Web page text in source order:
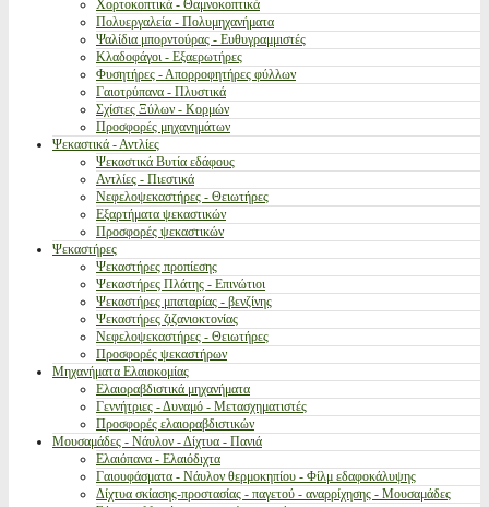
Χορτοκοπτικά - Θαμνοκοπτικά
Πολυεργαλεία - Πολυμηχανήματα
Ψαλίδια μπορντούρας - Ευθυγραμμιστές
Κλαδοφάγοι - Εξαερωτήρες
Φυσητήρες - Απορροφητήρες φύλλων
Γαιοτρύπανα - Πλυστικά
Σχίστες Ξύλων - Κορμών
Προσφορές μηχανημάτων
Ψεκαστικά - Αντλίες
Ψεκαστικά Βυτία εδάφους
Αντλίες - Πιεστικά
Νεφελοψεκαστήρες - Θειωτήρες
Εξαρτήματα ψεκαστικών
Προσφορές ψεκαστικών
Ψεκαστήρες
Ψεκαστήρες προπίεσης
Ψεκαστήρες Πλάτης - Επινώτιοι
Ψεκαστήρες μπαταρίας - βενζίνης
Ψεκαστήρες ζιζανιοκτονίας
Νεφελοψεκαστήρες - Θειωτήρες
Προσφορές ψεκαστήρων
Μηχανήματα Ελαιοκομίας
Ελαιοραβδιστικά μηχανήματα
Γεννήτριες - Δυναμό - Μετασχηματιστές
Προσφορές ελαιοραβδιστικών
Μουσαμάδες - Νάυλον - Δίχτυα - Πανιά
Ελαιόπανα - Ελαιόδιχτα
Γαιουφάσματα - Νάυλον θερμοκηπίου - Φίλμ εδαφοκάλυψης
Δίχτυα σκίασης-προστασίας - παγετού - αναρρίχησης - Μουσαμάδες